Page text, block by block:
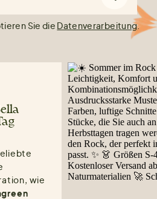
Sie die Datenverarbeitung.
wie